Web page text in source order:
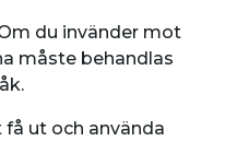
du invänder mot
måste behandlas
ut och använda